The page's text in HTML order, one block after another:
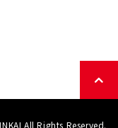
All Rights Reserved.